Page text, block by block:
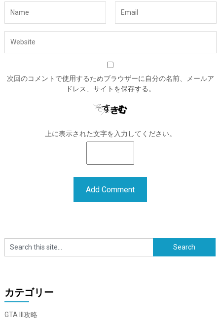
次回のコメントで使用するためブラウザーに自分の名前、メールア
ドレス、サイトを保存する。
上に表示された文字を入力してください。
カテゴリー
GTA III攻略